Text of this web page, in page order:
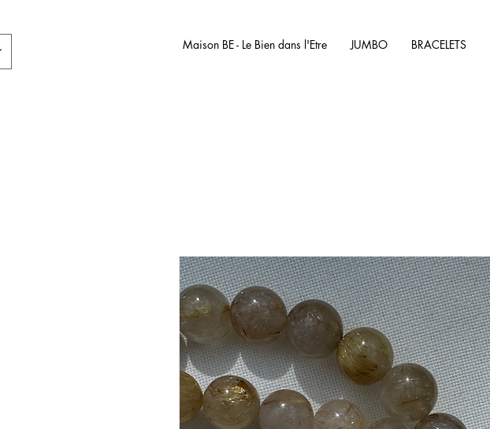
Maison BE - Le Bien dans l'Etre JUMBO BRACELETS